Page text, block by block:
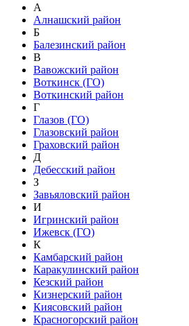
А
Алнашский район
Б
Балезинский район
В
Вавожский район
Воткинск (ГО)
Воткинский район
Г
Глазов (ГО)
Глазовский район
Граховский район
Д
Дебесский район
З
Завьяловский район
И
Игринский район
Ижевск (ГО)
К
Камбарский район
Каракулинский район
Кезский район
Кизнерский район
Киясовский район
Красногорский район